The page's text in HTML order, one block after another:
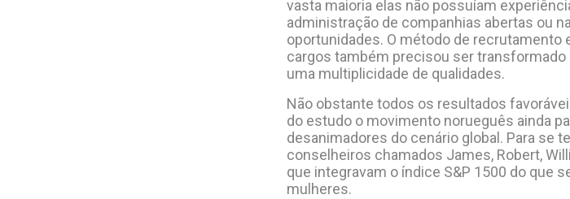
vasta maioria elas não possuíam
administração de companhias abertas ou
oportunidades. O método de recrutamento
cargos também precisou ser
uma multiplicidade de qualidades.
Não obstante todos os resultados
do estudo o movimento norueguês ainda
desanimadores do cenário global. Para se
conselheiros chamados James, Robert,
que integravam o índice S&P 1500 do que
mulheres.